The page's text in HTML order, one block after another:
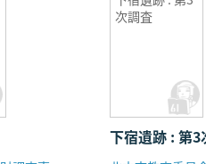
次調査
下宿遺跡 : 第3